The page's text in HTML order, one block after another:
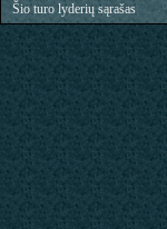
Šio turo lyderių sąrašas